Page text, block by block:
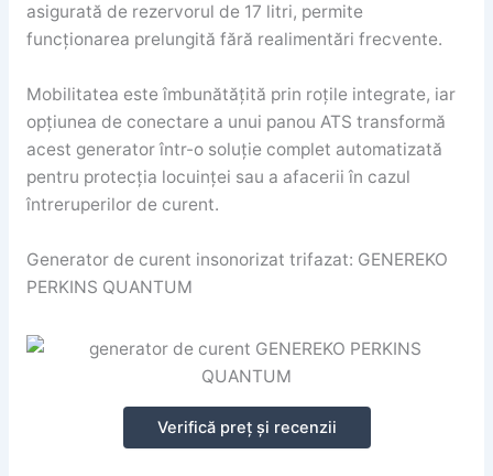
asigurată de rezervorul de 17 litri, permite
funcționarea prelungită fără realimentări frecvente.
Mobilitatea este îmbunătățită prin roțile integrate, iar
opțiunea de conectare a unui panou ATS transformă
acest generator într-o soluție complet automatizată
pentru protecția locuinței sau a afacerii în cazul
întreruperilor de curent.
Generator de curent insonorizat trifazat: GENEREKO
PERKINS QUANTUM
Verifică preț și recenzii